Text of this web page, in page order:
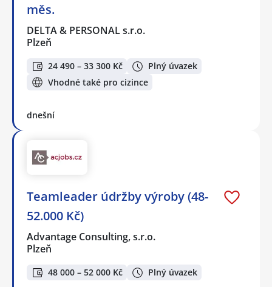
měs.
DELTA & PERSONAL s.r.o.
Plzeň
24 490 – 33 300 Kč
Plný úvazek
Vhodné také pro cizince
dnešní
Teamleader údržby výroby (48-
52.000 Kč)
Advantage Consulting, s.r.o.
Plzeň
48 000 – 52 000 Kč Plný úvazek